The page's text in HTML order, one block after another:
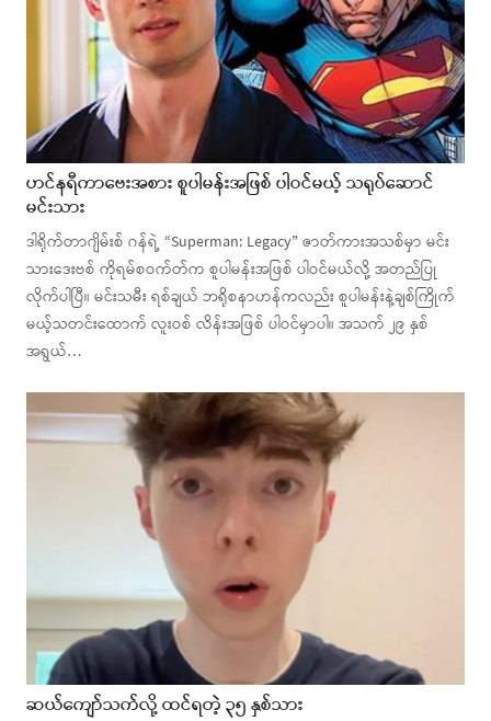
ဟင်နရီကာဗေးအစား စူပါမန်းအဖြစ် ပါဝင်မယ့် သရုပ်ဆောင်
မင်းသား
ဒါရိုက်တာဂျိမ်းစ် ဂန်ရဲ့ “Superman: Legacy” ဇာတ်ကားအသစ်မှာ မင်း
သားဒေးဗစ် ကိုရမ်စဝက်တ်က စူပါမန်းအဖြစ် ပါဝင်မယ်လို့ အတည်ပြု
လိုက်ပါပြီ။ မင်းသမီး ရစ်ချယ် ဘရိုစနာဟန်ကလည်း စူပါမန်းနဲ့ချစ်ကြိုက်
မယ့်သတင်းထောက် လူးဝစ် လိန်းအဖြစ် ပါဝင်မှာပါ။ အသက် ၂၉ နှစ်
အရွယ်…
ဆယ်ကျော်သက်လို့ ထင်ရတဲ့ ၃၅ နှစ်သား